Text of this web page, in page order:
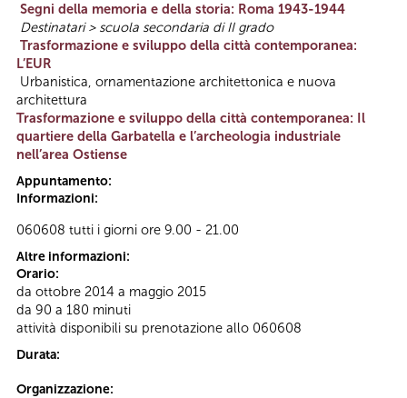
Segni della memoria e della storia: Roma 1943-1944
Destinatari > scuola secondaria di II grado
Trasformazione e sviluppo della città contemporanea:
L’EUR
Urbanistica, ornamentazione architettonica e nuova
architettura
Trasformazione e sviluppo della città contemporanea: Il
quartiere della Garbatella e l’archeologia industriale
nell’area Ostiense
Appuntamento:
Informazioni:
060608 tutti i giorni ore 9.00 - 21.00
Altre informazioni:
Orario:
da ottobre 2014 a maggio 2015
da 90 a 180 minuti
attività disponibili su prenotazione allo 060608
Durata:
Organizzazione: